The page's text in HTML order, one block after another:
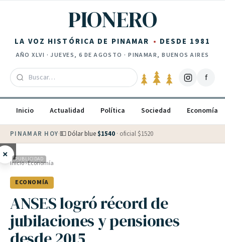
PIONERO
LA VOZ HISTÓRICA DE PINAMAR DESDE 1981
AÑOXLVI ·JUEVES, 6 DE AGOSTO · PINAMAR, BUENOS AIRES
f
Inicio Actualidad Política Sociedad Economía
PINAMAR HOY·💵 Dólar blue $1540 · oficial $1520
× PUBLICIDAD
Inicio›Economía
ECONOMÍA
ANSES logró récord de
jubilaciones y pensiones